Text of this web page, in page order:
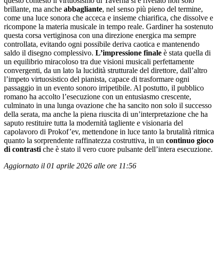
brillante, ma anche abbagliante, nel senso più pieno del termine,
come una luce sonora che acceca e insieme chiarifica, che dissolve e
ricompone la materia musicale in tempo reale. Gardiner ha sostenuto
questa corsa vertiginosa con una direzione energica ma sempre
controllata, evitando ogni possibile deriva caotica e mantenendo
saldo il disegno complessivo. L’impressione finale è stata quella di
un equilibrio miracoloso tra due visioni musicali perfettamente
convergenti, da un lato la lucidità strutturale del direttore, dall’altro
l’impeto virtuosistico del pianista, capace di trasformare ogni
passaggio in un evento sonoro irripetibile. Al postutto, il pubblico
romano ha accolto l’esecuzione con un entusiasmo crescente,
culminato in una lunga ovazione che ha sancito non solo il successo
della serata, ma anche la piena riuscita di un’interpretazione che ha
saputo restituire tutta la modernità tagliente e visionaria del
capolavoro di Prokof’ev, mettendone in luce tanto la brutalità ritmica
quanto la sorprendente raffinatezza costruttiva, in un continuo gioco
di contrasti che è stato il vero cuore pulsante dell’intera esecuzione.
Aggiornato il 01 aprile 2026 alle ore 11:56